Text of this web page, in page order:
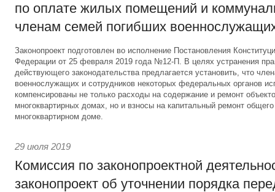
по оплате жилых помещений и
членам семей погибших
Законопроект подготовлен во исполнение Постановления
Федерации от 25 февраля 2019 года №12-П. В целях устранения
действующего законодательства предлагается установить, что
военнослужащих и сотрудников некоторых федеральных органов
компенсированы не только расходы на содержание и ремонт
многоквартирных домах, но и взносы на капитальный ремонт
многоквартирном доме.
29 июля 2019
Комиссия по законопроектной
законопроект об уточнении порядка